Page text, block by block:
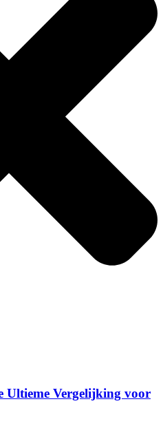
Ultieme Vergelijking voor